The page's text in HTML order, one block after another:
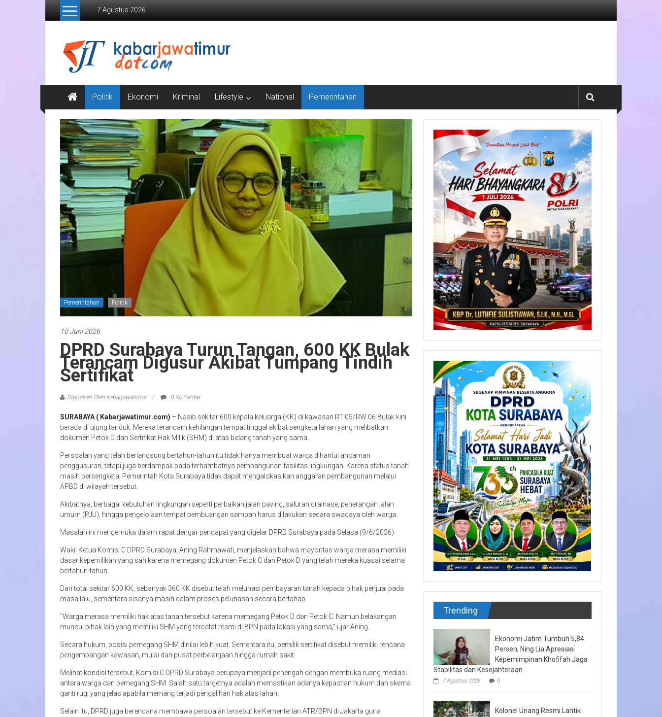
Lompat
7 Agustus 2026
Kabar
Jawa
Timur
Media
Online
Jawa
Timur
Politik Ekonomi Kriminal Lifestyle National Pemerintahan
Pemerintahan Politik
10 Juni 2026
DPRD Surabaya Turun Tangan, 600 KK Bulak
Terancam Digusur Akibat Tumpang Tindih
Sertifikat
Diposkan Oleh:kabarjawatimur 0 Komentar
SURABAYA ( Kabarjawatimur.com) – Nasib sekitar 600 kepala keluarga (KK) di kawasan RT 05/RW 06 Bulak kini
berada di ujung tanduk. Mereka terancam kehilangan tempat tinggal akibat sengketa lahan yang melibatkan
dokumen Petok D dan Sertifikat Hak Milik (SHM) di atas bidang tanah yang sama.
Persoalan yang telah berlangsung bertahun-tahun itu tidak hanya membuat warga dihantui ancaman
penggusuran, tetapi juga berdampak pada terhambatnya pembangunan fasilitas lingkungan. Karena status tanah
masih bersengketa, Pemerintah Kota Surabaya tidak dapat mengalokasikan anggaran pembangunan melalui
APBD di wilayah tersebut.
Akibatnya, berbagai kebutuhan lingkungan seperti perbaikan jalan paving, saluran drainase, penerangan jalan
umum (PJU), hingga pengelolaan tempat pembuangan sampah harus dilakukan secara swadaya oleh warga.
Masalah ini mengemuka dalam rapat dengar pendapat yang digelar DPRD Surabaya pada Selasa (9/6/2026).
Wakil Ketua Komisi C DPRD Surabaya, Aning Rahmawati, menjelaskan bahwa mayoritas warga merasa memiliki
dasar kepemilikan yang sah karena memegang dokumen Petok C dan Petok D yang telah mereka kuasai selama
bertahun-tahun.
Dari total sekitar 600 KK, sebanyak 360 KK disebut telah melunasi pembayaran tanah kepada pihak penjual pada
masa lalu, sementara sisanya masih dalam proses pelunasan secara bertahap.
“Warga merasa memiliki hak atas tanah tersebut karena memegang Petok D dan Petok C. Namun belakangan
muncul pihak lain yang memiliki SHM yang tercatat resmi di BPN pada lokasi yang sama,” ujar Aning.
Secara hukum, posisi pemegang SHM dinilai lebih kuat. Sementara itu, pemilik sertifikat disebut memiliki rencana
pengembangan kawasan, mulai dari pusat perbelanjaan hingga rumah sakit.
Melihat kondisi tersebut, Komisi C DPRD Surabaya berupaya menjadi penengah dengan membuka ruang mediasi
antara warga dan pemegang SHM. Salah satu targetnya adalah memastikan adanya kepastian hukum dan skema
ganti rugi yang jelas apabila memang terjadi pengalihan hak atas lahan.
Selain itu, DPRD juga berencana membawa persoalan tersebut ke Kementerian ATR/BPN di Jakarta guna
Trending
Ekonomi Jatim Tumbuh 5,84
Persen, Ning Lia Apresiasi
Kepemimpinan Khofifah Jaga
Stabilitas dan Kesejahteraan
7 Agustus 2026 0
Kolonel Unang Resmi Lantik